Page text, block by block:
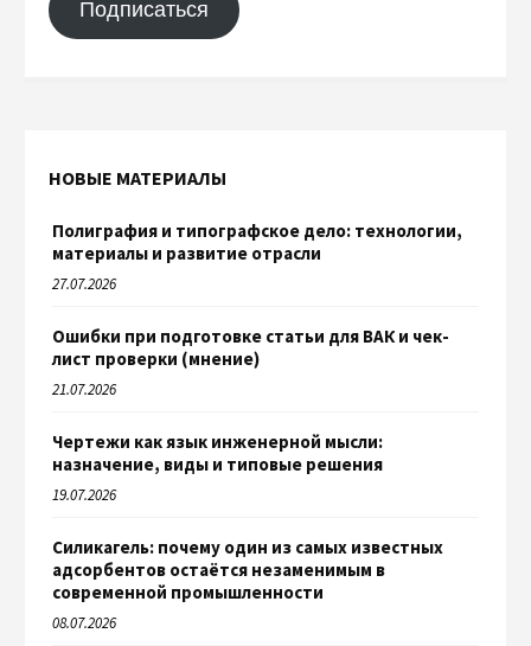
Подписаться
НОВЫЕ МАТЕРИАЛЫ
Полиграфия и типографское дело: технологии,
материалы и развитие отрасли
27.07.2026
Ошибки при подготовке статьи для ВАК и чек-
лист проверки (мнение)
21.07.2026
Чертежи как язык инженерной мысли:
назначение, виды и типовые решения
19.07.2026
Силикагель: почему один из самых известных
адсорбентов остаётся незаменимым в
современной промышленности
08.07.2026